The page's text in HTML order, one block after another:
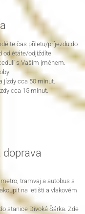
čas příletu/příjezdu do
odlétáte/odjíždíte.
s Vaším jménem.
jízdy cca 50 minut.
cca 15 minut.
tramvaj a autobus s
na letišti a vlakovém
stanice Divoká Šárka. Zde